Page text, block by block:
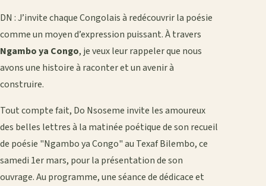
DN : J’invite chaque Congolais à redécouvrir la poésie
comme un moyen d’expression puissant. À travers
Ngambo ya Congo, je veux leur rappeler que nous
avons une histoire à raconter et un avenir à
construire.
Tout compte fait, Do Nsoseme invite les amoureux
des belles lettres à la matinée poétique de son recueil
de poésie "Ngambo ya Congo" au Texaf Bilembo, ce
samedi 1er mars, pour la présentation de son
ouvrage. Au programme, une séance de dédicace et